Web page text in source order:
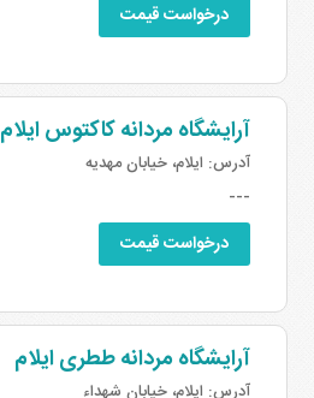
درخواست قیمت
آرایشگاه مردانه کاکتوس ایلام
آدرس: ایلام، خیابان مهدیه
---
درخواست قیمت
آرایشگاه مردانه ططری ایلام
آدرس: ایلام، خیابان شهداء